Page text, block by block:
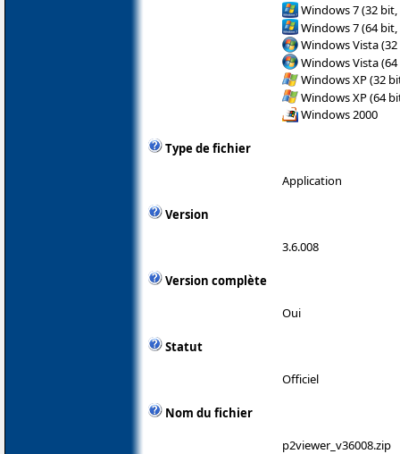
Windows 7 (32 bit,
Windows 7 (64 bit,
Windows Vista
Windows Vista
Windows XP (32
Windows XP (64
Windows 2000
Type de fichier
Application
Version
3.6.008
Version complète
Oui
Statut
Officiel
Nom du fichier
p2viewer_v36008.zip